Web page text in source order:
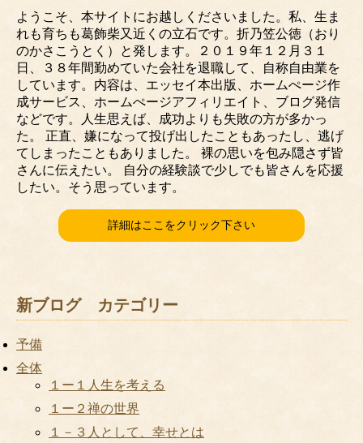
ようこそ、本サイトにお越しくださいました。私、生ま
れも育ちも葛飾柴又近くの立石です。折乃笠公徳（おり
のかさこうとく）と発します。２０１９年１２月３１
日、３８年間勤めていた会社を退職して、自称自由業を
しています。内容は、エッセイ本出版、ホームぺージ作
成サービス、ホームぺージアフィリエイト、ブログ発信
などです。人生思えば、成功よりも失敗の方が多かっ
た。 正直、嫌になって投げ出したこともあったし、逃げ
てしまったこともありました。 裸の思いを包み隠さず皆
さんに伝えたい。 自分の経験談で少しでも皆さんを応援
したい。そう思っています。
詳細はここをクリック下さい
新ブログ カテゴリー
予備
全体
１ー１人生を考える
１ー２禅の世界
１－３人として、幸せとは